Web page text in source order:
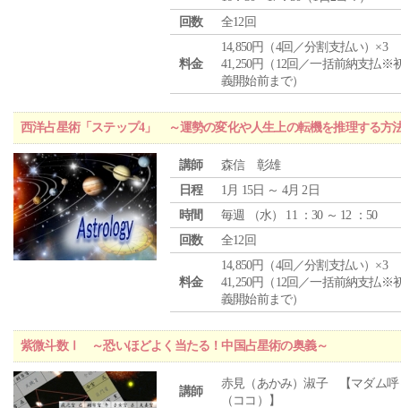
回数
全12回
料金
14,850円（4回／分割支払い）×3
41,250円（12回／一括前納支払※
義開始前まで）
西洋占星術「ステップ4」 ～運勢の変化や人生上の転機を推理する方
講師
森信 彰雄
日程
1月 15日 ～ 4月 2日
時間
毎週 （水） 11 ：30 ～ 12 ：50
回数
全12回
料金
14,850円（4回／分割支払い）×3
41,250円（12回／一括前納支払※
義開始前まで）
紫微斗数Ⅰ ～恐いほどよく当たる！中国占星術の奥義～
講師
赤見（あかみ）淑子 【マダム呼
（ココ）】